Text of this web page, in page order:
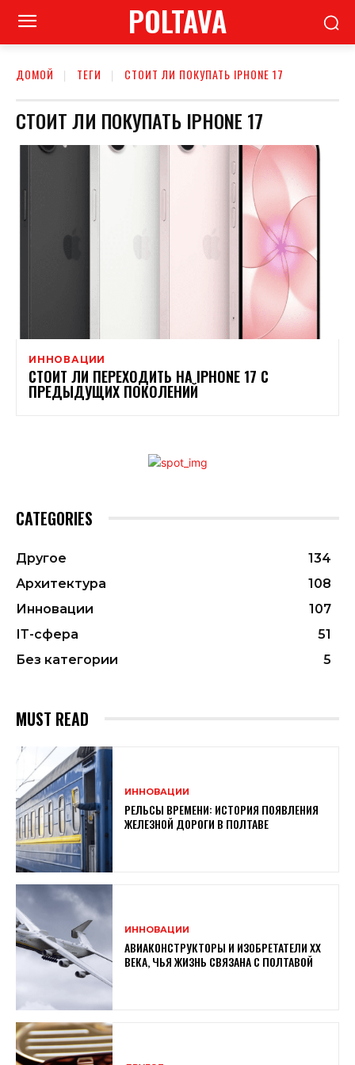
POLTAVA
ДОМОЙ ТЕГИ СТОИТ ЛИ ПОКУПАТЬ IPHONE 17
СТОИТ ЛИ ПОКУПАТЬ IPHONE 17
ИННОВАЦИИ
СТОИТ ЛИ ПЕРЕХОДИТЬ НА IPHONE 17 С
ПРЕДЫДУЩИХ ПОКОЛЕНИЙ
CATEGORIES
Другое
134
Архитектура
108
Инновации
107
ІТ-сфера
51
Без категории
5
MUST READ
ИННОВАЦИИ
РЕЛЬСЫ ВРЕМЕНИ: ИСТОРИЯ ПОЯВЛЕНИЯ
ЖЕЛЕЗНОЙ ДОРОГИ В ПОЛТАВЕ
ИННОВАЦИИ
АВИАКОНСТРУКТОРЫ И ИЗОБРЕТАТЕЛИ XX
ВЕКА, ЧЬЯ ЖИЗНЬ СВЯЗАНА С ПОЛТАВОЙ